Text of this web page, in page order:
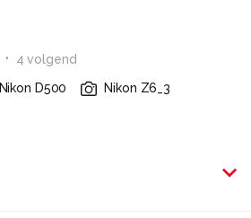
4 volgend
Nikon D500 Nikon Z6_3